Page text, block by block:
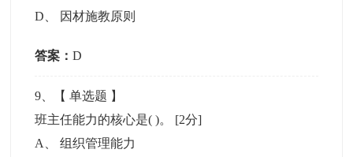
D
因材施教原则
答案：D
9 、【单选题 】
班主任能力的核心是( )。 [2分]
A
、组织管理能力